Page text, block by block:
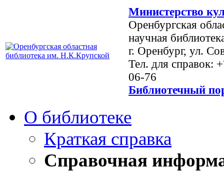
Министерство
Оренбургская
научная
г. Оренбург, ул.
Тел. для справок:
06-76
Библиотечный
О библиотеке
Краткая справка
Справочная